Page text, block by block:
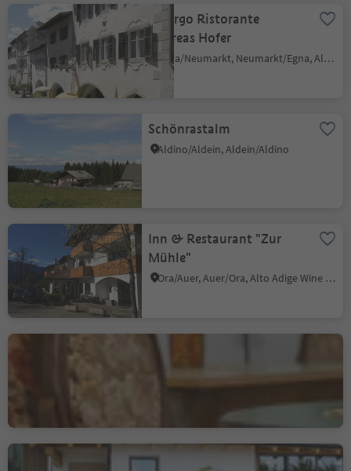
Albergo Ristorante
Andreas Hofer
Egna/Neumarkt, Neumarkt/Egna, Alto Adige Wine Road
Schönrastalm
Aldino/Aldein, Aldein/Aldino
Inn & Restaurant "Zur
Mühle"
Ora/Auer, Auer/Ora, Alto Adige Wine Road
Bar Vaja
Mountain Inn Dorfner